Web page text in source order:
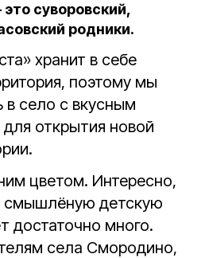
суворовский,
родники.
хранит в себе
поэтому мы
в село с вкусным
открытия новой
цветом. Интересно,
смышлёную детскую
достаточно много.
села Смородино,